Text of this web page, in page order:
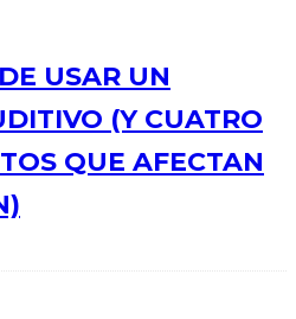
USAR UN
(Y CUATRO
QUE AFECTAN